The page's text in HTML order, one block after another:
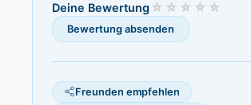
Deine Bewertung
Freunden empfehlen